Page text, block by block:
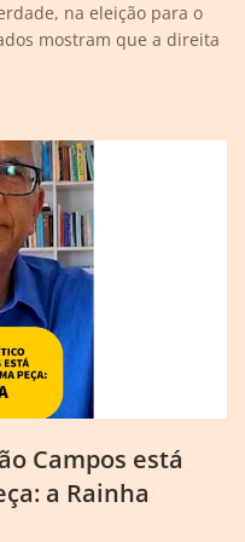
na eleição para o
mostram que a direita
Campos está
a Rainha